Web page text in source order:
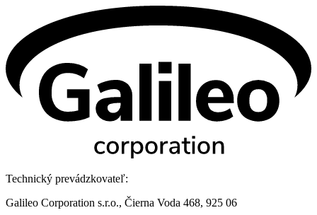
Technický prevádzkovateľ:
Galileo Corporation s.r.o., Čierna Voda 468, 925 06